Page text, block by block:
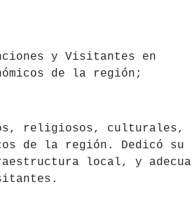
y Visitantes en
de la región;
religiosos, culturales,
de la región. Dedicó su
local, y